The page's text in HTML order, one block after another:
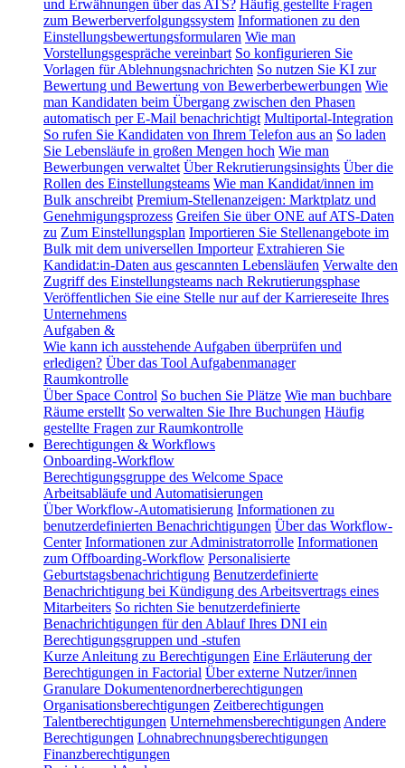
und Erwähnungen über das ATS? Häufig gestellte Fragen
zum Bewerberverfolgungssystem Informationen zu den
Einstellungsbewertungsformularen Wie man
Vorstellungsgespräche vereinbart So konfigurieren Sie
Vorlagen für Ablehnungsnachrichten So nutzen Sie KI zur
Bewertung und Bewertung von Bewerberbewerbungen Wie
man Kandidaten beim Übergang zwischen den Phasen
automatisch per E-Mail benachrichtigt Multiportal-Integration
So rufen Sie Kandidaten von Ihrem Telefon aus an So laden
Sie Lebensläufe in großen Mengen hoch Wie man
Bewerbungen verwaltet Über Rekrutierungsinsights Über die
Rollen des Einstellungsteams Wie man Kandidat/innen im
Bulk anschreibt Premium-Stellenanzeigen: Marktplatz und
Genehmigungsprozess Greifen Sie über ONE auf ATS-Daten
zu Zum Einstellungsplan Importieren Sie Stellenangebote im
Bulk mit dem universellen Importeur Extrahieren Sie
Kandidat:in-Daten aus gescannten Lebensläufen Verwalte den
Zugriff des Einstellungsteams nach Rekrutierungsphase
Veröffentlichen Sie eine Stelle nur auf der Karriereseite Ihres
Unternehmens
Aufgaben &
Wie kann ich ausstehende Aufgaben überprüfen und
erledigen? Über das Tool Aufgabenmanager
Raumkontrolle
Über Space Control So buchen Sie Plätze Wie man buchbare
Räume erstellt So verwalten Sie Ihre Buchungen Häufig
gestellte Fragen zur Raumkontrolle
Berechtigungen & Workflows
Onboarding-Workflow
Berechtigungsgruppe des Welcome Space
Arbeitsabläufe und Automatisierungen
Über Workflow-Automatisierung Informationen zu
benutzerdefinierten Benachrichtigungen Über das Workflow-
Center Informationen zur Administratorrolle Informationen
zum Offboarding-Workflow Personalisierte
Geburtstagsbenachrichtigung Benutzerdefinierte
Benachrichtigung bei Kündigung des Arbeitsvertrags eines
Mitarbeiters So richten Sie benutzerdefinierte
Benachrichtigungen für den Ablauf Ihres DNI ein
Berechtigungsgruppen und -stufen
Kurze Anleitung zu Berechtigungen Eine Erläuterung der
Berechtigungen in Factorial Über externe Nutzer/innen
Granulare Dokumentenordnerberechtigungen
Organisationsberechtigungen Zeitberechtigungen
Talentberechtigungen Unternehmensberechtigungen Andere
Berechtigungen Lohnabrechnungsberechtigungen
Finanzberechtigungen